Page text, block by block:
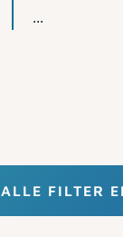
...
ALLE FILTER